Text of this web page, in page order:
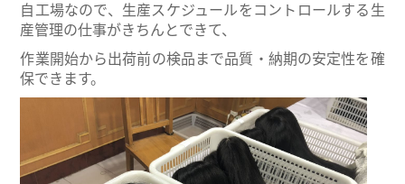
自工場なので、生産スケジュールをコントロールする生
産管理の仕事がきちんとできて、
作業開始から出荷前の検品まで品質・納期の安定性を確
保できます。